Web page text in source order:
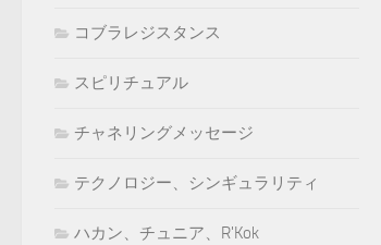
コブラレジスタンス
スピリチュアル
チャネリングメッセージ
テクノロジー、シンギュラリティ
ハカン、チュニア、R'Kok